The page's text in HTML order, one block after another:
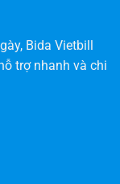
Bida Vietbill
trợ nhanh và chi